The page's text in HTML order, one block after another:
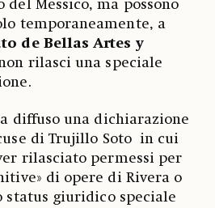
Messico, ma possono
temporaneamente, a
de Bellas Artes y
rilasci una speciale
diffuso una dichiarazione
di Trujillo Soto in cui
rilasciato permessi per
di opere di Rivera o
status giuridico speciale